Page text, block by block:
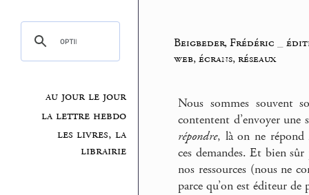
au jour le jour
la lettre hebdo
les livres, la
librairie
Beigbeder, Frédéric
web, écrans, réseaux
Nous sommes souvent
contentent d’envoyer
répondre, là on ne répond
ces demandes. Et bien sûr
nos ressources (nous ne
parce qu’on est éditeur de